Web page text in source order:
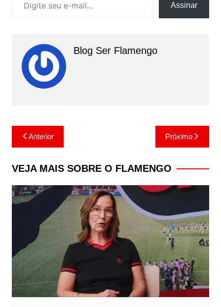
Assinar
Blog Ser Flamengo
Navegação
de
Post
Anterior Próximo
VEJA MAIS SOBRE O FLAMENGO